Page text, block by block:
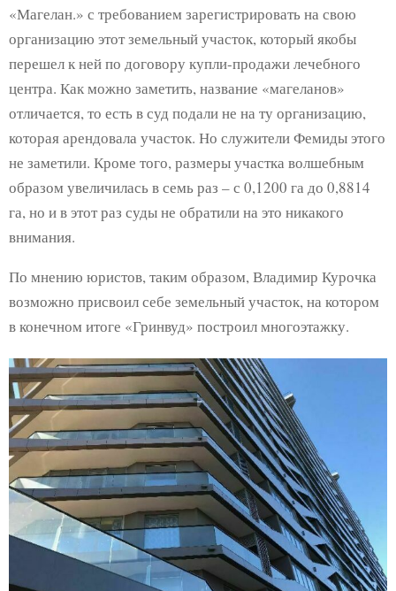
«Магелан.» с требованием зарегистрировать на свою
организацию этот земельный участок, который якобы
перешел к ней по договору купли-продажи лечебного
центра. Как можно заметить, название «магеланов»
отличается, то есть в суд подали не на ту организацию,
которая арендовала участок. Но служители Фемиды этого
не заметили. Кроме того, размеры участка волшебным
образом увеличилась в семь раз – с 0,1200 га до 0,8814
га, но и в этот раз суды не обратили на это никакого
внимания.
По мнению юристов, таким образом, Владимир Курочка
возможно присвоил себе земельный участок, на котором
в конечном итоге «Гринвуд» построил многоэтажку.